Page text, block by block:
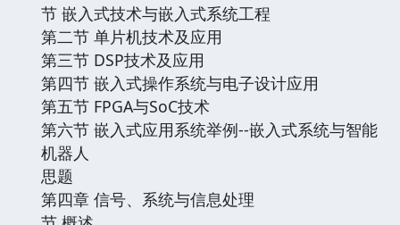
节 嵌入式技术与嵌入式系统工程
第二节 单片机技术及应用
第三节 DSP技术及应用
第四节 嵌入式操作系统与电子设计应用
第五节 FPGA与SoC技术
第六节 嵌入式应用系统举例--嵌入式系统与智能
机器人
思题
第四章 信号、系统与信息处理